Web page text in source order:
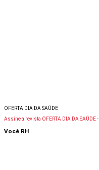
OFERTA DIA DA SAÚDE
Assine a revista OFERTA DIA DA SAÚDE -
Você RH